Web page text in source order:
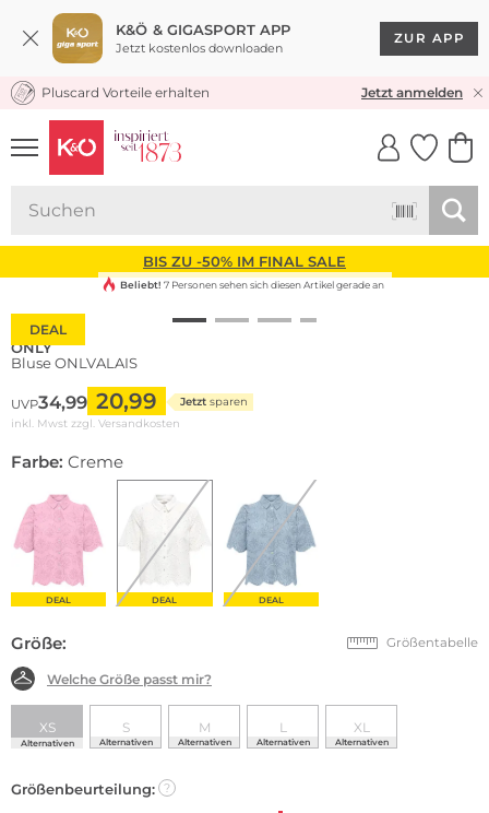
K&Ö & GIGASPORT APP
Jetzt kostenlos downloaden
ZUR APP
KOSTENLOSER VERSAND* & RÜCKVERSAND
Pluscard Vorteile erhalten Jetzt anmelden
UNSERE APP
CLICK &
BIS ZU -50% IM FINAL SALE
DEAL
Beliebt! 7 Personen sehen sich diesen Artikel gerade an
ONLY
Bluse ONLVALAIS
UVP34,99 20,99 Jetzt sparen
inkl. Mwst zzgl. Versandkosten
Farbe: Creme
DEAL DEAL DEAL
Größe: Größentabelle
Welche Größe passt mir?
XS
Alternativen
S
Alternativen
M
Alternativen
L
Alternativen
XL
Alternativen
Größenbeurteilung: ?